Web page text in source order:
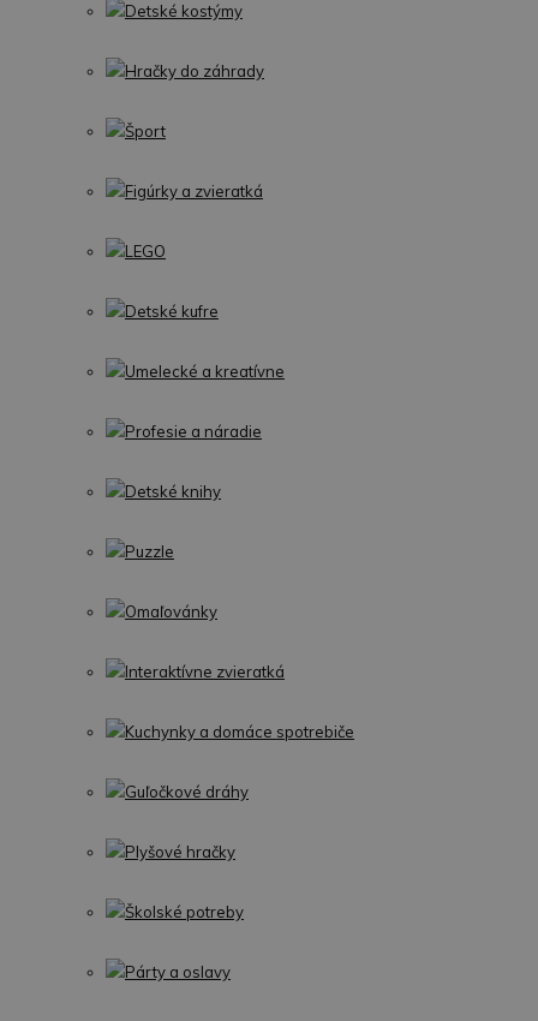
Detské kostýmy
Hračky do záhrady
Šport
Figúrky a zvieratká
LEGO
Detské kufre
Umelecké a kreatívne
Profesie a náradie
Detské knihy
Puzzle
Omaľovánky
Interaktívne zvieratká
Kuchynky a domáce spotrebiče
Guľočkové dráhy
Plyšové hračky
Školské potreby
Párty a oslavy